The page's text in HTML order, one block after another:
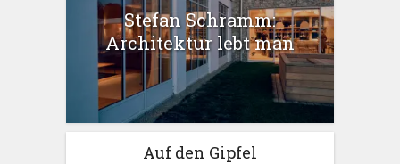
Stefan Schramm:
Architektur lebt man
Auf den Gipfel